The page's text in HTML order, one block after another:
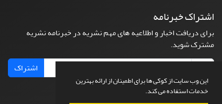
این وب سایت از کوکی ها برای اطمینان از ارائه بهترین
خدمات استفاده می کند.
اشتراک خبرنامه
برای دریافت اخبار و اطلاعیه های مهم نشریه در خبرنامه نشریه
مشترک شوید.
اشتراک